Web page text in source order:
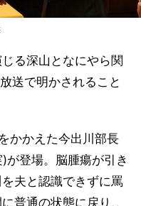
る深山となにやら関
送で明かされること
かかえた今出川部長
が登場。脳腫瘍が引き
夫と認識できずに罵
普通の状態に戻り、